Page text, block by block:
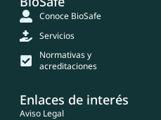
Conoce BioSafe
Servicios
Normativas y
acreditaciones
Enlaces de interés
Aviso Legal